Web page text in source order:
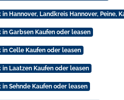
Hannover, Landkreis Hannover, Peine,
Garbsen Kaufen oder leasen
in Celle Kaufen oder leasen
Laatzen Kaufen oder leasen
Sehnde Kaufen oder leasen